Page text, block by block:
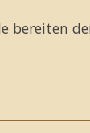
bereiten